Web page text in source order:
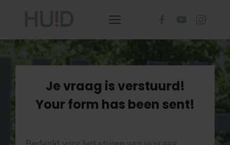
Je vraag is verstuurd!
Your form has been sent!